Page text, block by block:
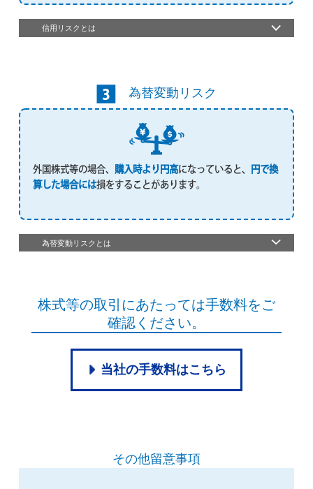
信用リスクとは
為替変動リスク
外国株式等の場合、 購入時より円高になっていると、
円で換
算した場合には損をすることがあります。
為替変動リスクとは
株式等の取引にあたっては手数料をご
確認ください。
当社の手数料はこちら
その他留意事項